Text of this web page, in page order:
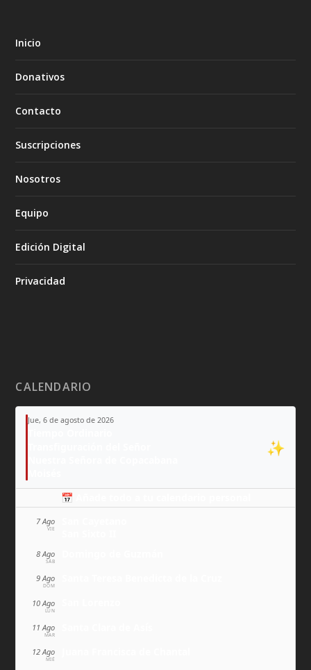
Inicio
Donativos
Contacto
Suscripciones
Nosotros
Equipo
Edición Digital
Privacidad
CALENDARIO
Jue, 6 de agosto de 2026
✨
📅 Añade todo a tu calendario personal
7 Ago
VIE
8 Ago
SÁB
9 Ago
DOM
10 Ago
LUN
11 Ago
MAR
12 Ago
MIÉ